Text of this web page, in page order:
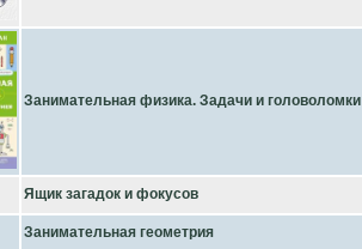
Занимательная физика. Задачи и головоломки
Ящик загадок и фокусов
Занимательная геометрия